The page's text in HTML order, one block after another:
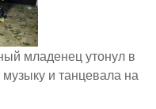
младенец утонул в
и танцевала на